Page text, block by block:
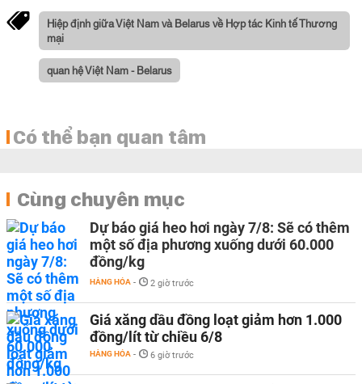
Hiệp định giữa Việt Nam và Belarus về Hợp tác Kinh tế Thương
mại
quan hệ Việt Nam - Belarus
Có thể bạn quan tâm
Cùng chuyên mục
Dự báo giá heo hơi ngày 7/8: Sẽ có thêm
một số địa phương xuống dưới 60.000
đồng/kg
HÀNG HÓA - 2 giờ trước
Giá xăng dầu đồng loạt giảm hơn 1.000
đồng/lít từ chiều 6/8
HÀNG HÓA - 6 giờ trước